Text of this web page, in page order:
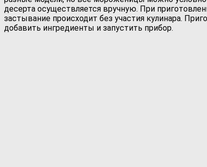
десерта осуществляется вручную. При
застывание происходит без участия кулинара.
добавить ингредиенты и запустить прибор.